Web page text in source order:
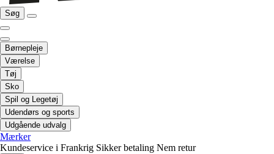
Søg
Børnepleje
Værelse
Tøj
Sko
Spil og Legetøj
Udendørs og sports
Udgående udvalg
Mærker
Kundeservice i Frankrig Sikker betaling Nem retur